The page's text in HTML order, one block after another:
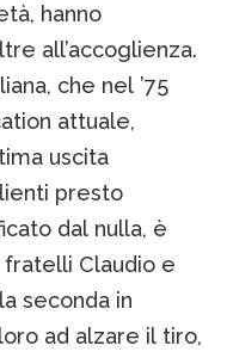
hanno
all’accoglienza.
che nel ’75
attuale,
uscita
presto
dal nulla, è
Claudio e
seconda in
ad alzare il tiro,